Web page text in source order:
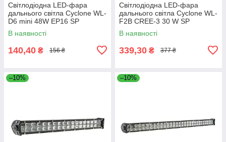
Світлодіодна LED-фара
дальнього світла Cyclone WL-
D6 mini 48W EP16 SP
В наявності
140,40 ₴ 156 ₴
Світлодіодна LED-фара
дальнього світла Cyclone WL-
F2B CREE-3 30 W SP
В наявності
339,30 ₴ 377 ₴
–10% –10%